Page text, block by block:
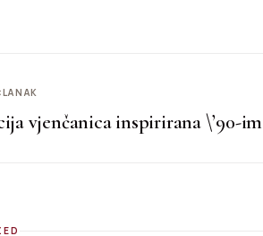
vjenčanica inspirirana \’90-im